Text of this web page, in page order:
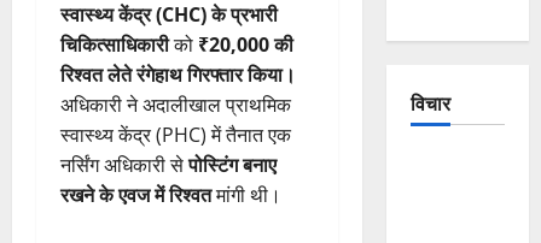
स्वास्थ्य केंद्र (CHC) के प्रभारी
चिकित्साधिकारीको ₹20,000 की
रिश्वत लेते रंगेहाथ गिरफ्तार किया।
अधिकारी ने अदालीखाल प्राथमिक
स्वास्थ्य केंद्र (PHC) में तैनात एक
नर्सिंग अधिकारी सेपोस्टिंग बनाए
रखने के एवज में रिश्वतमांगी थी।
विचार